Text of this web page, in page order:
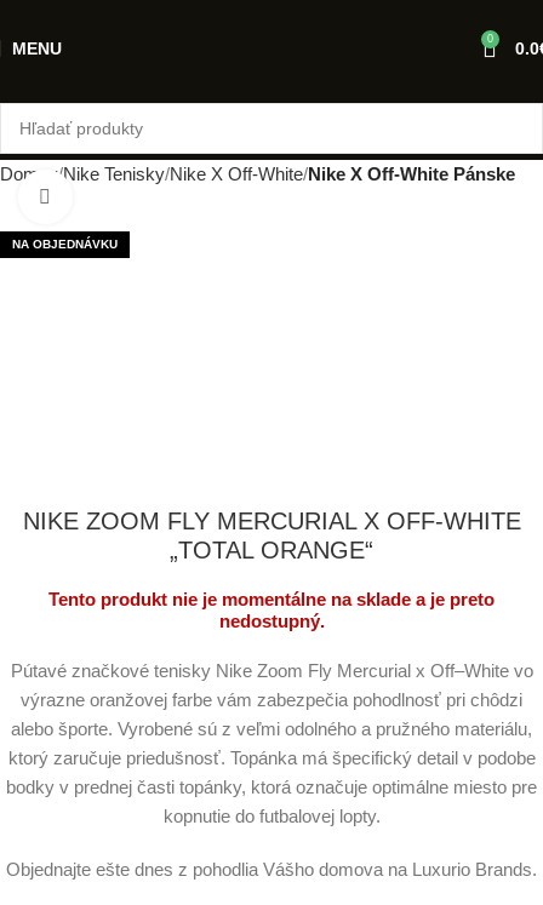
MENU 0 0.0
Domov Nike Tenisky Nike X Off-White Nike X Off-White Pánske
NA OBJEDNÁVKU
NIKE ZOOM FLY MERCURIAL X OFF-WHITE
„TOTAL ORANGE“
Tento produkt nie je momentálne na sklade a je preto
nedostupný.
Pútavé značkové tenisky Nike Zoom Fly Mercurial x Off–White vo
výrazne oranžovej farbe vám zabezpečia pohodlnosť pri chôdzi
alebo športe. Vyrobené sú z veľmi odolného a pružného materiálu,
ktorý zaručuje priedušnosť. Topánka má špecifický detail v podobe
bodky v prednej časti topánky, ktorá označuje optimálne miesto pre
kopnutie do futbalovej lopty.
Objednajte ešte dnes z pohodlia Vášho domova na Luxurio Brands.